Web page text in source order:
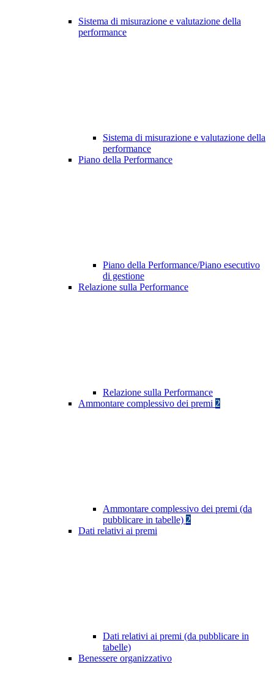
Sistema di misurazione e valutazione della
performance
Sistema di misurazione e valutazione della
performance
Piano della Performance
Piano della Performance/Piano esecutivo
di gestione
Relazione sulla Performance
Relazione sulla Performance
Ammontare complessivo dei premi 2
Ammontare complessivo dei premi (da
pubblicare in tabelle) 2
Dati relativi ai premi
Dati relativi ai premi (da pubblicare in
tabelle)
Benessere organizzativo